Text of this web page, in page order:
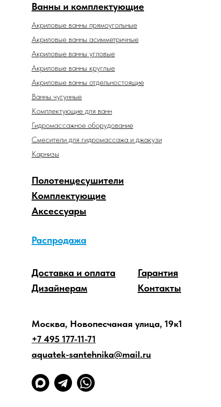
Ванны и комплектующие
Акриловые ванны прямоугольные
Аксессуары
Распродажа
Комплектующие
Дизайнерам
Доставка и оплата
Гарантия
Контакты
Акриловые ванны отдельностоящие
Акриловые ванны асимметричные
Акриловые ванны угловые
Акриловые ванны круглые
Ванны чугунные
Комплектующие для ванн
Гидромассажное оборудование
Смесители для гидромассажа и джакузи
Карнизы
Полотенцесушители
Москва, Новопесчаная улица, 19к1
+7 495 177-11-71
aquatek-santehnika@mail.ru